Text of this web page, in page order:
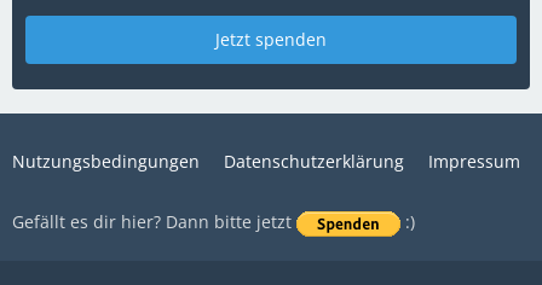
Jetzt spenden
Nutzungsbedingungen Datenschutzerklärung Impressum
Gefällt es dir hier? Dann bitte jetzt :)